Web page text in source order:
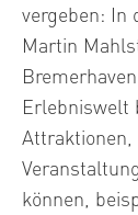
vergeben: In
Martin
Erlebniswelt
Attraktionen,
können,